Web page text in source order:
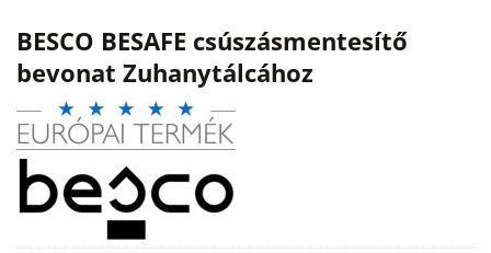
BESCO BESAFE csúszásmentesítő
bevonat Zuhanytálcához